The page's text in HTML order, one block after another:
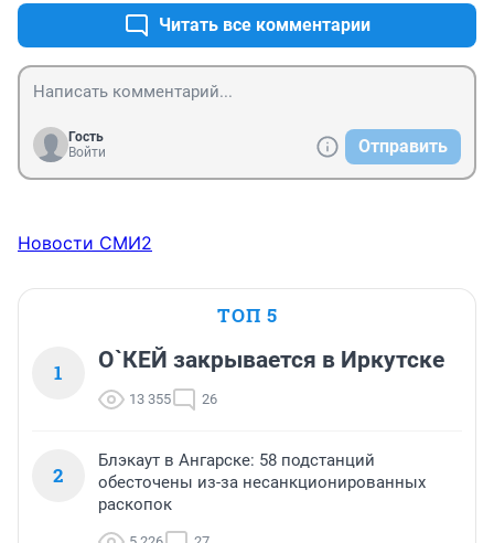
Читать все комментарии
Гость
Войти
Отправить
Новости СМИ2
ТОП 5
1 О`КЕЙ закрывается в Иркутске
13 355 26
2
Блэкаут в Ангарске: 58 подстанций
обесточены из-за несанкционированных
раскопок